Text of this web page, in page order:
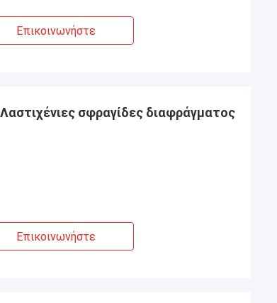
Επικοινωνήστε
Επικοινωνήστε